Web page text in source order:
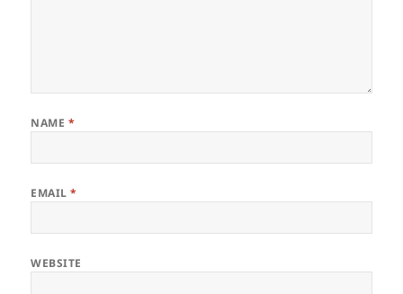
NAME *
EMAIL*
WEBSITE